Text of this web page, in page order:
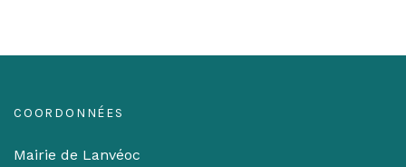
COORDONNÉES
Mairie de Lanvéoc